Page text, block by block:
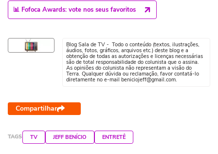
📊 Fofoca Awards: vote nos seus favoritos
Blog Sala de TV - Todo o conteúdo (textos, ilustrações,
áudios, fotos, gráficos, arquivos etc.) deste blog e a
obtenção de todas as autorizações e licenças necessárias
são de total responsabilidade do colunista que o assina.
As opiniões do colunista não representam a visão do
Terra. Qualquer dúvida ou reclamação, favor contatá-lo
diretamente no e-mail beniciojeff@gmail.com.
Compartilhar
TAGS TV JEFF BENÍCIO ENTRETÊ